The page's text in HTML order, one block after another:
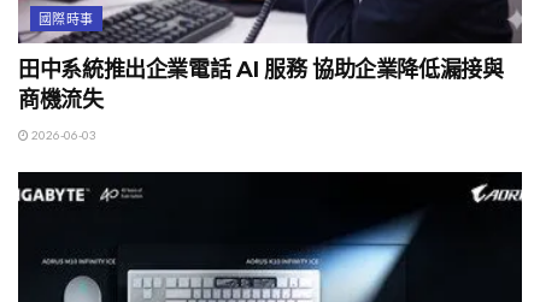
國際時事
田中系統推出企業電話 AI 服務 協助企業降低漏接與
商機流失
2026-06-03